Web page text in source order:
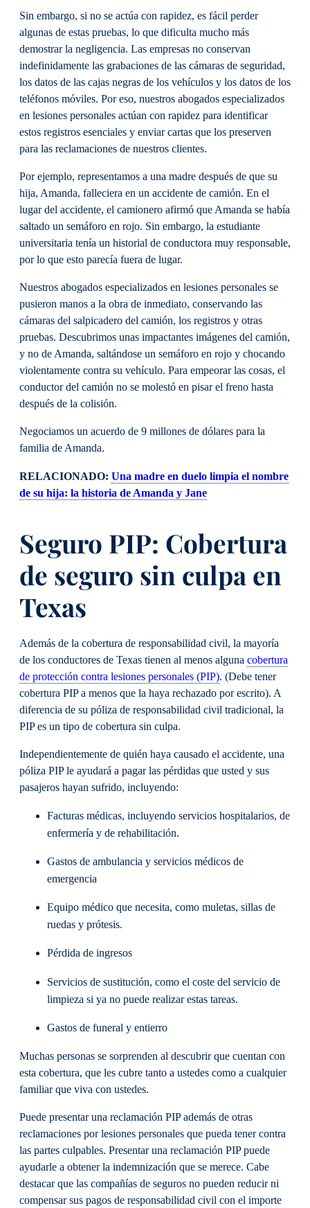
Sin embargo, si no se actúa con rapidez, es fácil perder
algunas de estas pruebas, lo que dificulta mucho más
demostrar la negligencia. Las empresas no conservan
indefinidamente las grabaciones de las cámaras de seguridad,
los datos de las cajas negras de los vehículos y los datos de los
teléfonos móviles. Por eso, nuestros abogados especializados
en lesiones personales actúan con rapidez para identificar
estos registros esenciales y enviar cartas que los preserven
para las reclamaciones de nuestros clientes.
Por ejemplo, representamos a una madre después de que su
hija, Amanda, falleciera en un accidente de camión. En el
lugar del accidente, el camionero afirmó que Amanda se había
saltado un semáforo en rojo. Sin embargo, la estudiante
universitaria tenía un historial de conductora muy responsable,
por lo que esto parecía fuera de lugar.
Nuestros abogados especializados en lesiones personales se
pusieron manos a la obra de inmediato, conservando las
cámaras del salpicadero del camión, los registros y otras
pruebas. Descubrimos unas impactantes imágenes del camión,
y no de Amanda, saltándose un semáforo en rojo y chocando
violentamente contra su vehículo. Para empeorar las cosas, el
conductor del camión no se molestó en pisar el freno hasta
después de la colisión.
Negociamos un acuerdo de 9 millones de dólares para la
familia de Amanda.
RELACIONADO: Una madre en duelo limpia el nombre
de su hija: la historia de Amanda y Jane
Seguro PIP: Cobertura
de seguro sin culpa en
Texas
Además de la cobertura de responsabilidad civil, la mayoría
de los conductores de Texas tienen al menos alguna cobertura
de protección contra lesiones personales (PIP). (Debe tener
cobertura PIP a menos que la haya rechazado por escrito). A
diferencia de su póliza de responsabilidad civil tradicional, la
PIP es un tipo de cobertura sin culpa.
Independientemente de quién haya causado el accidente, una
póliza PIP le ayudará a pagar las pérdidas que usted y sus
pasajeros hayan sufrido, incluyendo:
Facturas médicas, incluyendo servicios hospitalarios, de
enfermería y de rehabilitación.
Gastos de ambulancia y servicios médicos de
emergencia
Equipo médico que necesita, como muletas, sillas de
ruedas y prótesis.
Pérdida de ingresos
Servicios de sustitución, como el coste del servicio de
limpieza si ya no puede realizar estas tareas.
Gastos de funeral y entierro
Muchas personas se sorprenden al descubrir que cuentan con
esta cobertura, que les cubre tanto a ustedes como a cualquier
familiar que viva con ustedes.
Puede presentar una reclamación PIP además de otras
reclamaciones por lesiones personales que pueda tener contra
las partes culpables. Presentar una reclamación PIP puede
ayudarle a obtener la indemnización que se merece. Cabe
destacar que las compañías de seguros no pueden reducir ni
compensar sus pagos de responsabilidad civil con el importe